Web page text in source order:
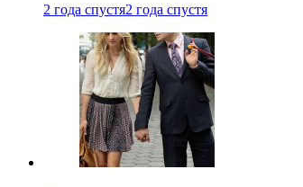
2 года спустя2 года спустя